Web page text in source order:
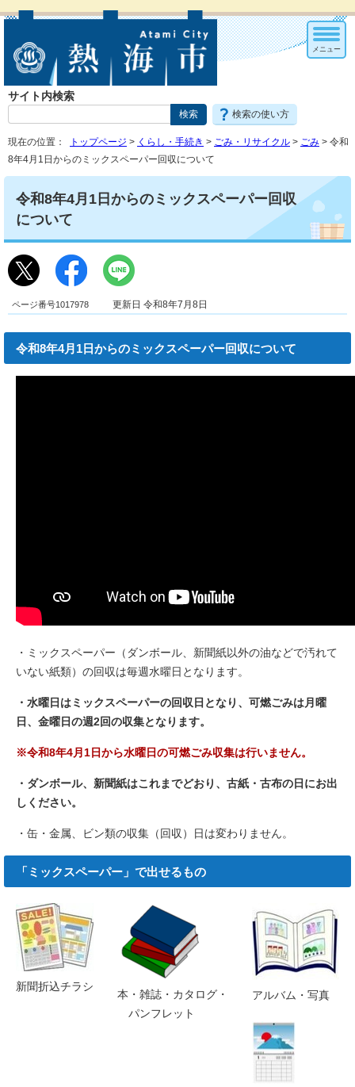
サイト内検索
検索の使い方
メニュー
現在の位置： トップページ > くらし・手続き > ごみ・リサイクル > ごみ > 令和
8年4月1日からのミックスペーパー回収について
令和8年4月1日からのミックスペーパー回収
について
ページ番号1017978 更新日 令和8年7月8日
令和8年4月1日からのミックスペーパー回収について
・ミックスペーパー（ダンボール、新聞紙以外の油などで汚れて
いない紙類）の回収は毎週水曜日となります。
・水曜日はミックスペーパーの回収日となり、可燃ごみは月曜
日、金曜日の週2回の収集となります。
※令和8年4月1日から水曜日の可燃ごみ収集は行いません。
・ダンボール、新聞紙はこれまでどおり、古紙・古布の日にお出
しください。
・缶・金属、ビン類の収集（回収）日は変わりません。
「ミックスペーパー」で出せるもの
新聞折込チラシ
本・雑誌・カタログ・
パンフレット
アルバム・写真